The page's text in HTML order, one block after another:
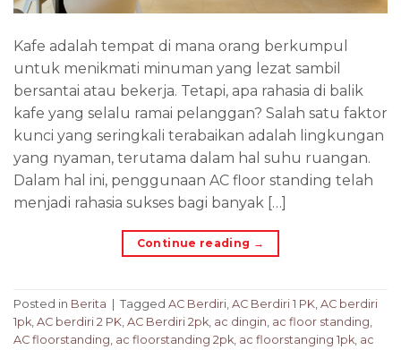
Kafe adalah tempat di mana orang berkumpul
untuk menikmati minuman yang lezat sambil
bersantai atau bekerja. Tetapi, apa rahasia di balik
kafe yang selalu ramai pelanggan? Salah satu faktor
kunci yang seringkali terabaikan adalah lingkungan
yang nyaman, terutama dalam hal suhu ruangan.
Dalam hal ini, penggunaan AC floor standing telah
menjadi rahasia sukses bagi banyak […]
Continue reading →
Posted in Berita Tagged AC Berdiri, AC Berdiri 1 PK, AC berdiri
1pk, AC berdiri 2 PK, AC Berdiri 2pk, ac dingin, ac floor standing,
AC floorstanding, ac floorstanding 2pk, ac floorstanging 1pk, ac